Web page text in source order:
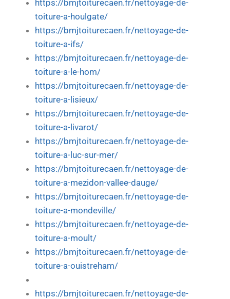
https://bmjtoiturecaen.fr/nettoyage-de-
toiture-a-houlgate/
https://bmjtoiturecaen.fr/nettoyage-de-
toiture-a-ifs/
https://bmjtoiturecaen.fr/nettoyage-de-
toiture-a-le-hom/
https://bmjtoiturecaen.fr/nettoyage-de-
toiture-a-lisieux/
https://bmjtoiturecaen.fr/nettoyage-de-
toiture-a-livarot/
https://bmjtoiturecaen.fr/nettoyage-de-
toiture-a-luc-sur-mer/
https://bmjtoiturecaen.fr/nettoyage-de-
toiture-a-mezidon-vallee-dauge/
https://bmjtoiturecaen.fr/nettoyage-de-
toiture-a-mondeville/
https://bmjtoiturecaen.fr/nettoyage-de-
toiture-a-moult/
https://bmjtoiturecaen.fr/nettoyage-de-
toiture-a-ouistreham/
https://bmjtoiturecaen.fr/nettoyage-de-